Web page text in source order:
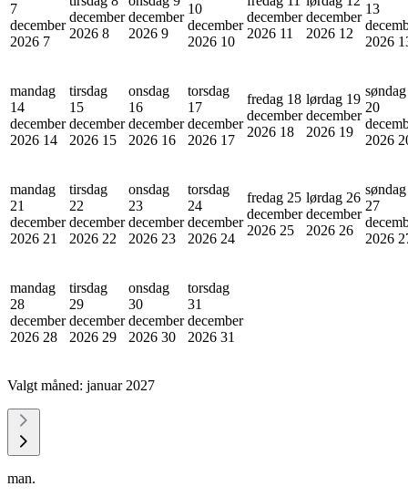
7
december
2026 7
december
2026 8
december
2026 9
10
december
2026 10
december
2026 11
december
2026 12
13
2026
mandag
14
december
2026 14
tirsdag
15
december
2026 15
onsdag
16
december
2026 16
torsdag
17
december
2026 17
fredag 18
december
2026 18
lørdag 19
december
2026 19
søndag
20
2026
mandag
21
december
2026 21
tirsdag
22
december
2026 22
onsdag
23
december
2026 23
torsdag
24
december
2026 24
fredag 25
december
2026 25
lørdag 26
december
2026 26
søndag
27
2026
mandag
28
december
2026 28
tirsdag
29
december
2026 29
onsdag
30
december
2026 30
torsdag
31
december
2026 31
Valgt måned: januar 2027
man.